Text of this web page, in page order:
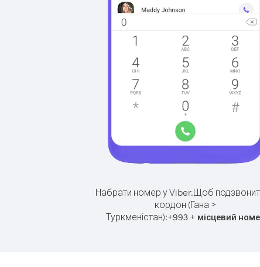
Набрати номер у Viber.Щоб
кордон (Гана >
Туркменістан):+993 + місцевий